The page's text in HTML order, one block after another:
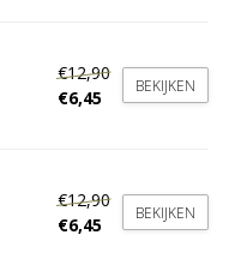
€12,90
€6,45
BEKIJKEN
€12,90
€6,45
BEKIJKEN